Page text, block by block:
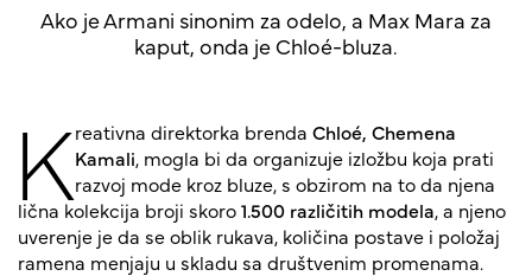
Ako je Armani sinonim za odelo, a Max Mara za
kaput, onda je Chloé-bluza.
Kreativna direktorka brenda Chloé, Chemena
Kamali, mogla bi da organizuje izložbu koja prati
razvoj mode kroz bluze, s obzirom na to da njena
lična kolekcija broji skoro1.500 različitih modela, a njeno
uverenje je da se oblik rukava, količina postave i položaj
ramena menjaju u skladu sa društvenim promenama.